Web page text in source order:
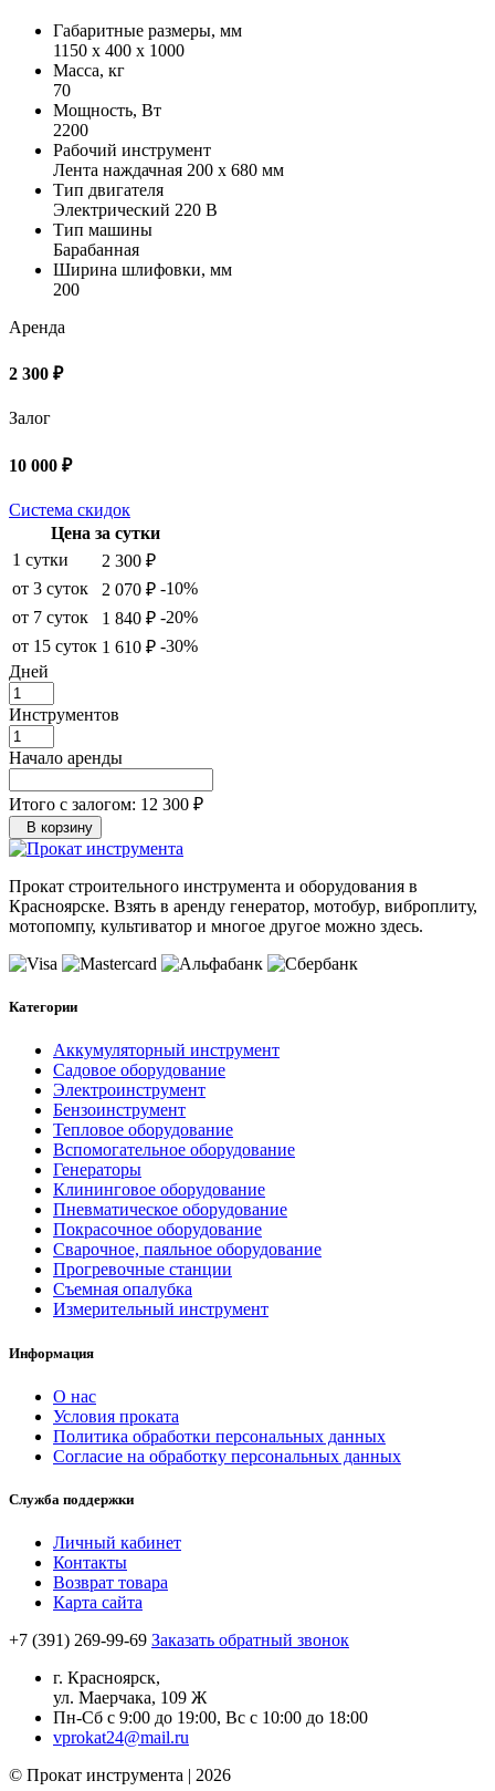
Габаритные размеры, мм
1150 х 400 х 1000
Масса, кг
70
Мощность, Вт
2200
Рабочий инструмент
Лента наждачная 200 х 680 мм
Тип двигателя
Электрический 220 В
Тип машины
Барабанная
Ширина шлифовки, мм
200
Аренда
2 300 ₽
Залог
10 000 ₽
Система скидок
Цена за сутки
1 сутки
2 300 ₽
от 3 суток
2 070 ₽ -10%
от 7 суток
1 840 ₽ -20%
от 15 суток 1 610 ₽ -30%
Дней
Инструментов
Начало аренды
Итого с залогом: 12 300 ₽
В корзину
Прокат строительного инструмента и оборудования в
Красноярске. Взять в аренду генератор, мотобур, виброплиту,
мотопомпу, культиватор и многое другое можно здесь.
Категории
Аккумуляторный инструмент
Садовое оборудование
Электроинструмент
Бензоинструмент
Тепловое оборудование
Вспомогательное оборудование
Генераторы
Клининговое оборудование
Пневматическое оборудование
Покрасочное оборудование
Сварочное, паяльное оборудование
Прогревочные станции
Съемная опалубка
Измерительный инструмент
Информация
О нас
Условия проката
Политика обработки персональных данных
Согласие на обработку персональных данных
Служба поддержки
Личный кабинет
Контакты
Возврат товара
Карта сайта
+7 (391) 269-99-69 Заказать обратный звонок
г. Красноярск,
ул. Маерчака, 109 Ж
Пн-Сб с 9:00 до 19:00, Вс с 10:00 до 18:00
vprokat24@mail.ru
© Прокат инструмента | 2026